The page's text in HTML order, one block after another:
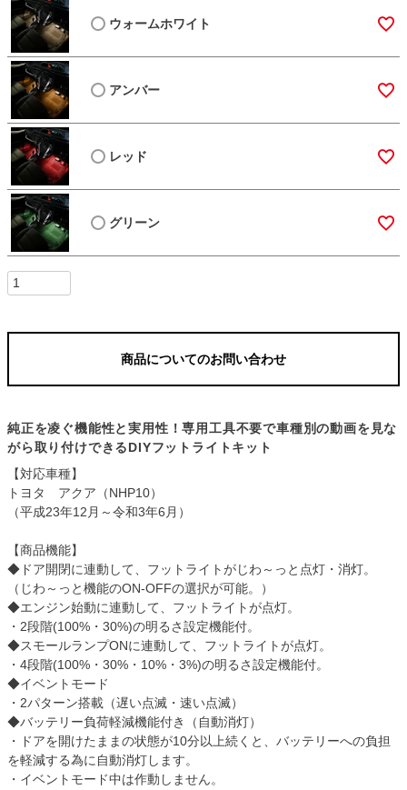
ウォームホワイト
アンバー
レッド
グリーン
商品についてのお問い合わせ
純正を凌ぐ機能性と実用性！専用工具不要で車種別の動画を見な
がら取り付けできるDIYフットライトキット
【対応車種】
トヨタ アクア（NHP10）
（平成23年12月～令和3年6月）
【商品機能】
◆ドア開閉に連動して、フットライトがじわ～っと点灯・消灯。
（じわ～っと機能のON-OFFの選択が可能。）
◆エンジン始動に連動して、フットライトが点灯。
・2段階(100%・30%)の明るさ設定機能付。
◆スモールランプONに連動して、フットライトが点灯。
・4段階(100%・30%・10%・3%)の明るさ設定機能付。
◆イベントモード
・2パターン搭載（遅い点滅・速い点滅）
◆バッテリー負荷軽減機能付き（自動消灯）
・ドアを開けたままの状態が10分以上続くと、バッテリーへの負担
を軽減する為に自動消灯します。
・イベントモード中は作動しません。